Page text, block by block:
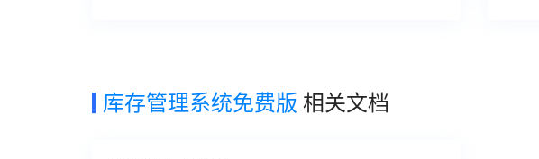
库存管理系统免费版 相关文档